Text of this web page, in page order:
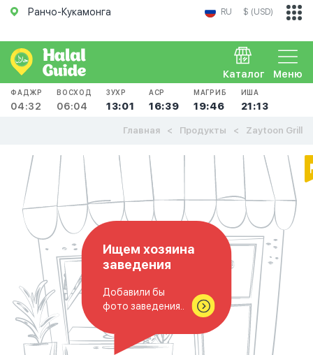
Ранчо-Кукамонга RU $ (USD)
Меню
Каталог
ФАДЖР
04:32
ВОСХОД
06:04
ЗУХР
13:01
АСР
16:39
МАГРИБ
19:46
ИША
21:13
Главная Продукты Zaytoon Grill
Ищем хозяина
заведения
Добавили бы
фото заведения..